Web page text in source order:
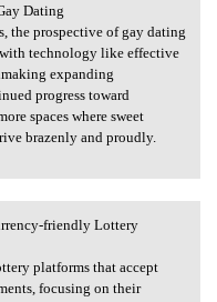
Dating
the prospective of gay dating
technology like effective
expanding
progress toward
spaces where sweet
brazenly and proudly.
friendly Lottery
platforms that accept
focusing on their